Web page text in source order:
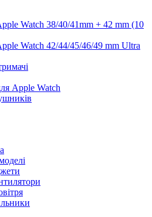
Watch 38/40/41mm + 42 mm (10
Watch 42/44/45/46/49 mm Ultra
Apple Watch